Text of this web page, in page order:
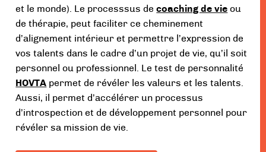
et le monde). Le processsus decoaching de vie ou
de thérapie, peut faciliter ce cheminement
d’alignement intérieur et permettre l’expression de
vos talents dans le cadre d’un projet de vie, qu’il soit
personnel ou professionnel. Le test de personnalité
HOVTA permet de révéler les valeurs et les talents.
Aussi, il permet d’accélérer un processus
d’introspection et de développement personnel pour
révéler sa mission de vie.